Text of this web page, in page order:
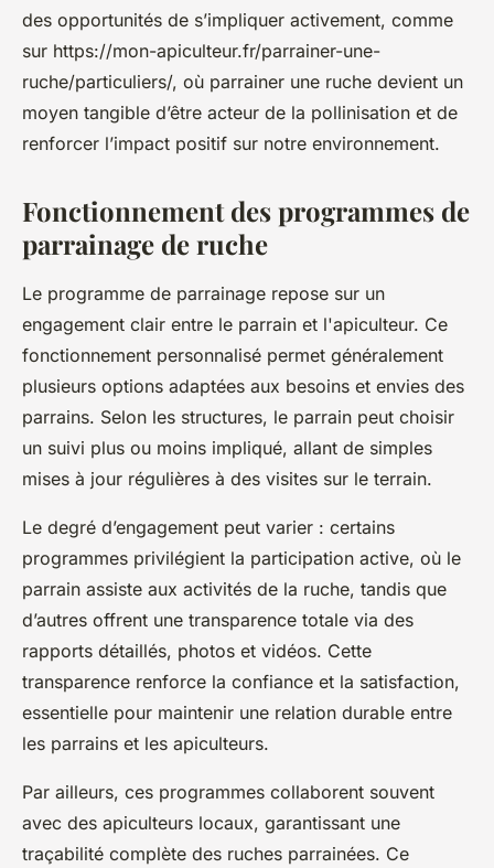
des opportunités de s’impliquer activement, comme
sur https://mon-apiculteur.fr/parrainer-une-
ruche/particuliers/, où parrainer une ruche devient un
moyen tangible d’être acteur de la pollinisation et de
renforcer l’impact positif sur notre environnement.
Fonctionnement des programmes de
parrainage de ruche
Le programme de parrainage repose sur un
engagement clair entre le parrain et l'apiculteur. Ce
fonctionnement personnalisé permet généralement
plusieurs options adaptées aux besoins et envies des
parrains. Selon les structures, le parrain peut choisir
un suivi plus ou moins impliqué, allant de simples
mises à jour régulières à des visites sur le terrain.
Le degré d’engagement peut varier : certains
programmes privilégient la participation active, où le
parrain assiste aux activités de la ruche, tandis que
d’autres offrent une transparence totale via des
rapports détaillés, photos et vidéos. Cette
transparence renforce la confiance et la satisfaction,
essentielle pour maintenir une relation durable entre
les parrains et les apiculteurs.
Par ailleurs, ces programmes collaborent souvent
avec des apiculteurs locaux, garantissant une
traçabilité complète des ruches parrainées. Ce